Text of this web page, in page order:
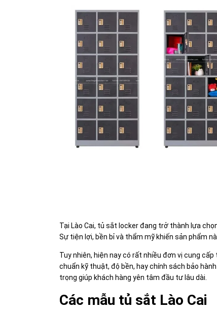
Tại Lào Cai, tủ sắt locker đang trở thành lựa
Sự tiện lợi, bền bỉ và thẩm mỹ khiến sản phẩm
Tuy nhiên, hiện nay có rất nhiều đơn vị cung
chuẩn kỹ thuật, độ bền, hay chính sách bảo
trọng giúp khách hàng yên tâm đầu tư lâu dài.
Các mẫu tủ sắt Lào Cai